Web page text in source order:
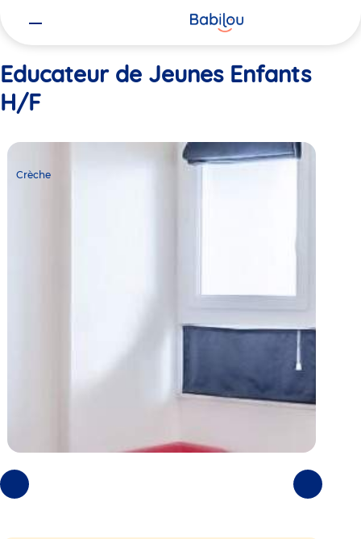
Educateur de Jeunes Enfants
H/F
Crèche
Babilou
Crèche
Photos
précédentes
Photos
suivantes